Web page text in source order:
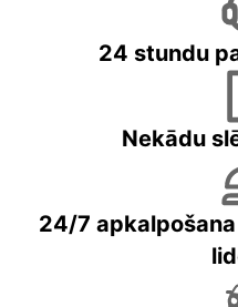
24 stundu
Nekādu
24/7